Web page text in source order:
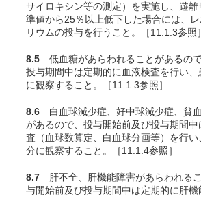
サイロキシン等の測定）を実施し、遊
準値から25％以上低下した場合には、
リウムの投与を行うこと。［11.1.3参照］
8.5 低血糖があらわれることがあるの
投与期間中は定期的に血液検査を行い
に観察すること。［11.1.3参照］
8.6 白血球減少症、好中球減少症、貧
があるので、投与開始前及び投与期間
査（血球数算定、白血球分画等）を行
分に観察すること。［11.1.4参照］
8.7 肝不全、肝機能障害があらわれる
与開始前及び投与期間中は定期的に肝